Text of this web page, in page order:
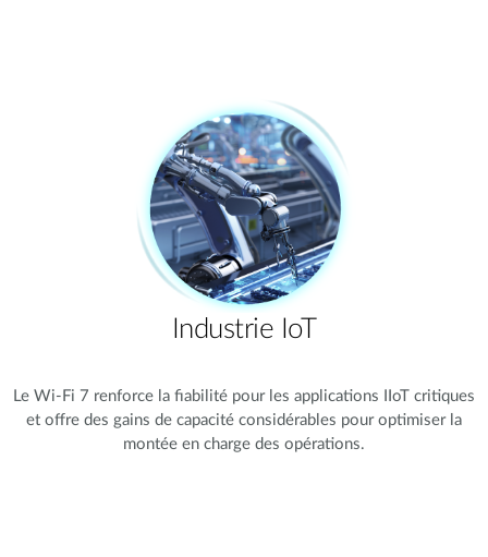
Industrie IoT
Le Wi-Fi 7 renforce la fiabilité pour les applications IIoT critiques
et offre des gains de capacité considérables pour optimiser la
montée en charge des opérations.